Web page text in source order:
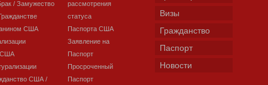
/ Замужество
США
США
США /
рассмотрения
статуса
Паспорта США
Заявление на
Паспорт
Просроченный
Паспорт
Визы
Гражданство
Паспорт
Новости